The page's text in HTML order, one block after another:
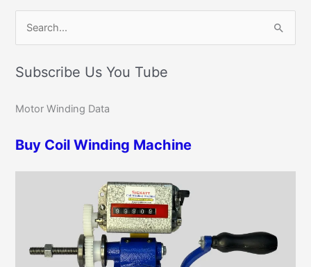
a
c
f
o
Subscribe Us You Tube
Motor Winding Data
Buy Coil Winding Machine
e
o
r